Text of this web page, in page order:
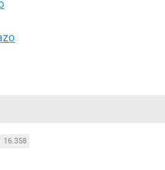
16.358